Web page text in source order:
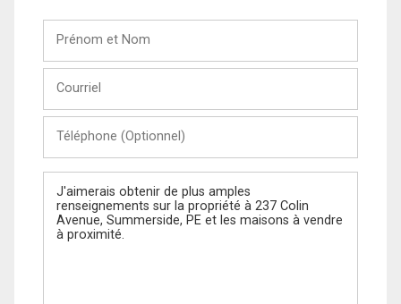
Nom
(Optionnel)
Message